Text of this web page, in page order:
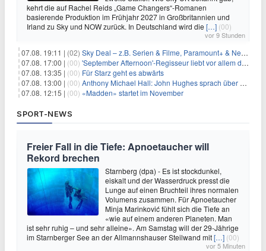
kehrt die auf Rachel Reids „Game Changers“-Romanen
basierende Produktion im Frühjahr 2027 in Großbritannien und
Irland zu Sky und NOW zurück. In Deutschland wird die […] (00)
vor 9 Stunden
07.08. 19:11 | (02) Sky Deal – z.B. Serien & Filme, Paramount+ & Netflix für 19,99€/Monat
07.08. 17:00 | (00) 'September Afternoon'-Regisseur liebt vor allem die 'Banalität' in seinen Filmen
07.08. 13:35 | (00) Für Starz geht es abwärts
07.08. 13:00 | (00) Anthony Michael Hall: John Hughes sprach über eine Fortsetzung von 'The Breakfast Club'
07.08. 12:15 | (00) «Madden» startet im November
SPORT-NEWS
Freier Fall in die Tiefe: Apnoetaucher will
Rekord brechen
Starnberg (dpa) - Es ist stockdunkel,
eiskalt und der Wasserdruck presst die
Lunge auf einen Bruchteil ihres normalen
Volumens zusammen. Für Apnoetaucher
Minja Marinković fühlt sich die Tiefe an
«wie auf einem anderen Planeten. Man
ist sehr ruhig – und sehr alleine». Am Samstag will der 29-Jährige
im Starnberger See an der Allmannshauser Steilwand mit[…] (00)
vor 5 Minuten